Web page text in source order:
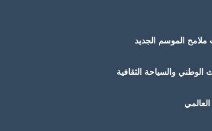
والسياحة الثقافية